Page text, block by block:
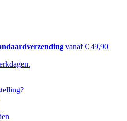
vanaf € 49,90